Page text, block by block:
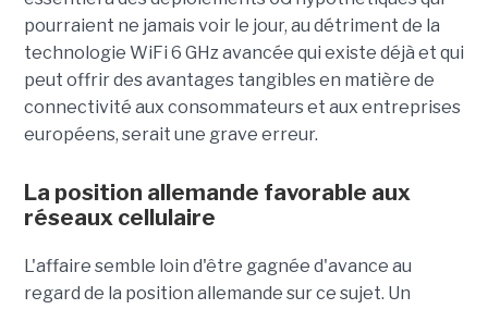
pourraient ne jamais voir le jour, au détriment de la
technologie WiFi 6 GHz avancée qui existe déjà et qui
peut offrir des avantages tangibles en matière de
connectivité aux consommateurs et aux entreprises
européens, serait une grave erreur.
La position allemande favorable aux
réseaux cellulaire
L'affaire semble loin d'être gagnée d'avance au
regard de la position allemande sur ce sujet. Un